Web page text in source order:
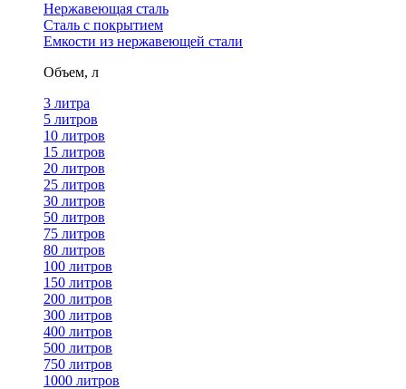
Нержавеющая сталь
Сталь с покрытием
Емкости из нержавеющей стали
Объем, л
3 литра
5 литров
10 литров
15 литров
20 литров
25 литров
30 литров
50 литров
75 литров
80 литров
100 литров
150 литров
200 литров
300 литров
400 литров
500 литров
750 литров
1000 литров